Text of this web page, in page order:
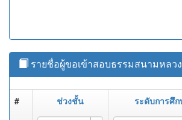
รายชื่อผู้ขอเข้าสอบธรรมสนามหล
# ช่วงชั้น ระดับการศึก